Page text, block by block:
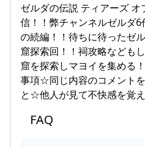
ゼルダの伝説 ティアーズ
信！！弊チャンネルゼルダ
の続編！！待ちに待ったゼ
窟探索回！！祠攻略なども
窟を探索しマヨイを集める
事項☆同じ内容のコメント
と☆他人が見て不快感を覚
FAQ